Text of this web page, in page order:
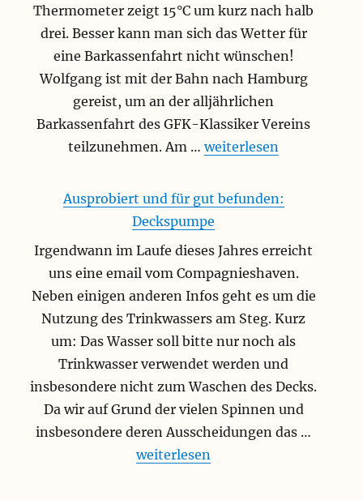
Thermometer zeigt 15°C um kurz nach halb
drei. Besser kann man sich das Wetter für
eine Barkassenfahrt nicht wünschen!
Wolfgang ist mit der Bahn nach Hamburg
gereist, um an der alljährlichen
Barkassenfahrt des GFK-Klassiker Vereins
teilzunehmen. Am …„Hamburg und der
weiterlesen
Ausprobiert und für gut befunden:
Deckspumpe
Irgendwann im Laufe dieses Jahres erreicht
uns eine email vom Compagnieshaven.
Neben einigen anderen Infos geht es um die
Nutzung des Trinkwassers am Steg. Kurz
um: Das Wasser soll bitte nur noch als
Trinkwasser verwendet werden und
insbesondere nicht zum Waschen des Decks.
Da wir auf Grund der vielen Spinnen und
insbesondere deren Ausscheidungen das …
„Ausprobiert und für gut
weiterlesen